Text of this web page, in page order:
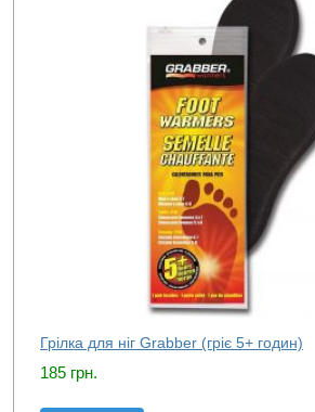
Грілка для ніг Grabber (гріє 5+ годин)
185 грн.